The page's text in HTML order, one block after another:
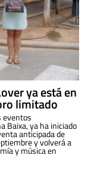
ya está en
limitado
eventos
Baixa, ya ha iniciado
anticipada de
y volverá a
y música en